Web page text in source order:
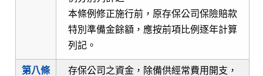
本條例修正施行前，原存保公司保險賠款
特別準備金餘額，應按前項比例逐年計算
列記。
第八條
存保公司之資金，除備供經常費用開支，